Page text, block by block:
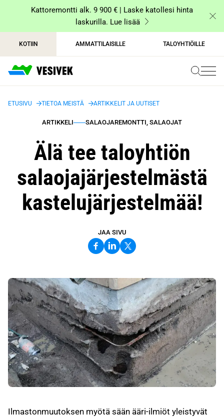
sisältöönKattoremontti alk. 9 900 € | Laske katollesi hinta
laskurilla. Lue lisää
KOTIIN AMMATTILAISILLE TALOYHTIÖILLE
ETUSIVU TIETOA MEISTÄ ARTIKKELIT JA UUTISET
ARTIKKELI SALAOJAREMONTTI, SALAOJAT
Älä tee taloyhtiön
salaojajärjestelmästä
kastelujärjestelmää!
JAA SIVU
Ilmastonmuutoksen myötä sään ääri-ilmiöt yleistyvät